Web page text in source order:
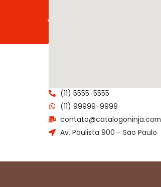
(11) 5555-5555
(11) 99999-9999
contato@catalogoninja.com
Av. Paulista 900 - São Paulo